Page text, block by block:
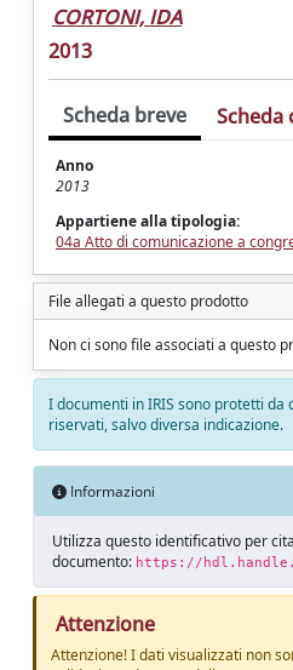
CORTONI, IDA
2013
Scheda breve Scheda
Anno
2013
Appartiene alla tipologia:
04a Atto di comunicazione a
File allegati a questo prodotto
Non ci sono file associati a questo
I documenti in IRIS sono protetti
riservati, salvo diversa indicazione.
Informazioni
Utilizza questo identificativo per
documento: https://
Attenzione
Attenzione! I dati visualizzati non